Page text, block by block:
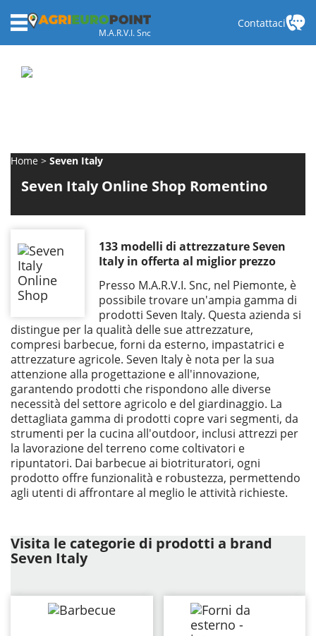
M.A.R.V.I. Snc
Contattaci
Home Seven Italy
Seven Italy Online Shop Romentino
133 modelli di attrezzature Seven
Italy in offerta al miglior prezzo
Presso M.A.R.V.I. Snc, nel Piemonte, è
possibile trovare un'ampia gamma di
prodotti Seven Italy. Questa azienda si
distingue per la qualità delle sue attrezzature,
compresi barbecue, forni da esterno, impastatrici e
attrezzature agricole. Seven Italy è nota per la sua
attenzione alla progettazione e all'innovazione,
garantendo prodotti che rispondono alle diverse
necessità del settore agricolo e del giardinaggio. La
dettagliata gamma di prodotti copre vari segmenti, da
strumenti per la cucina all'outdoor, inclusi attrezzi per
la lavorazione del terreno come coltivatori e
ripuntatori. Dai barbecue ai biotrituratori, ogni
prodotto offre funzionalità e robustezza, permettendo
agli utenti di affrontare al meglio le attività richieste.
Visita le categorie di prodotti a brand
Seven Italy